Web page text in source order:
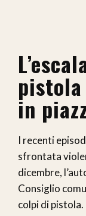
in
I recenti
sfrontata
dicembre,
Consiglio
colpi di